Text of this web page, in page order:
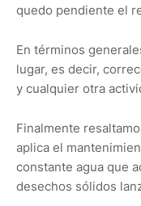
quedo pendiente el
En términos
lugar, es decir,
y cualquier otra
Finalmente
aplica el
constante agua que
desechos sólidos